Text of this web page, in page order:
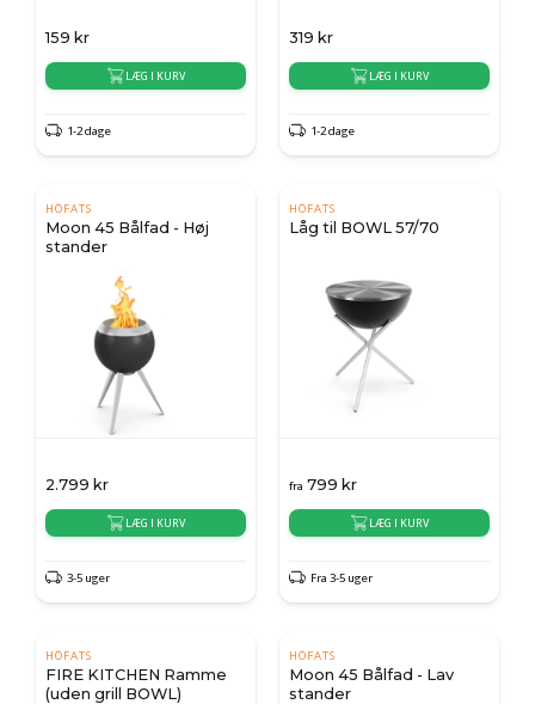
159 kr
LÆG I KURV
1-2 dage
319 kr
LÆG I KURV
1-2 dage
HÖFATS
Moon 45 Bålfad - Høj
stander
2.799 kr
LÆG I KURV
3-5 uger
HÖFATS
Låg til BOWL 57/70
fra 799 kr
LÆG I KURV
Fra 3-5 uger
HÖFATS
FIRE KITCHEN Ramme
(uden grill BOWL)
HÖFATS
Moon 45 Bålfad - Lav
stander